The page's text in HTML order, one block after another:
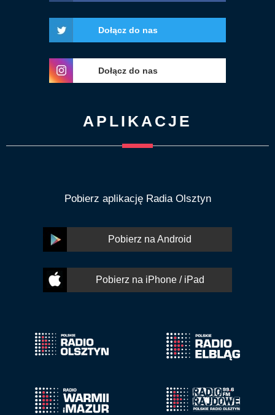
Dołącz do nas
Dołącz do nas
APLIKACJE
Pobierz aplikację Radia Olsztyn
Pobierz na Android
Pobierz na iPhone / iPad